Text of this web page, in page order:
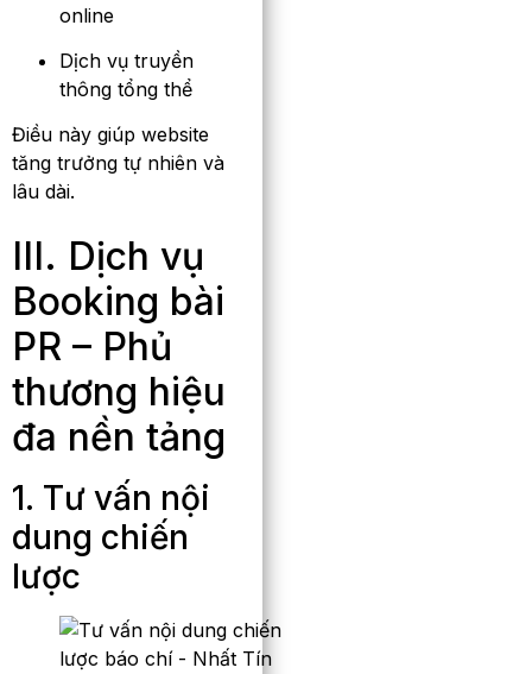
online
Dịch vụ truyền
thông tổng thể
Điều này giúp website
tăng trưởng tự nhiên và
lâu dài.
III. Dịch vụ
Booking bài
PR – Phủ
thương hiệu
đa nền tảng
1. Tư vấn nội
dung chiến
lược